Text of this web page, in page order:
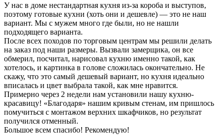
У нас в доме нестандартная кухня из-за короба и выступов,
поэтому готовые кухни (хоть они и дешевле) — это не наш
вариант. Мы с мужем много где были, но не нашли
подходящего варианта.
После всех походов по торговым центрам мы решили делать
на заказ под наши размеры. Вызвали замерщика, он все
обмерил, посчитал, нарисовал кухню именно такой, как
хотелось, и картинка в голове сложилась окончательно. Не
скажу, что это самый дешевый вариант, но кухня идеально
вписалась и цвет выбрала такой, как мне нравится.
Примерно через 2 недели нам установили нашу кухню-
красавицу! «Благодаря» нашим кривым стенам, им пришлось
помучиться с монтажом верхних шкафчиков, но результат
получился отменный.
Большое всем спасибо! Рекомендую!